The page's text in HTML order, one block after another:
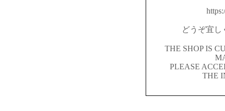
どうぞ宜し
THE SHOP IS
PLEASE
THE